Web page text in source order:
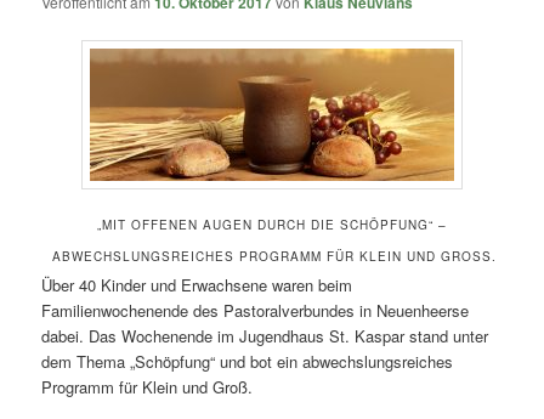
„MIT OFFENEN AUGEN DURCH DIE SCHÖPFUNG“ –
ABWECHSLUNGSREICHES PROGRAMM FÜR KLEIN UND GROSS.
Über 40 Kinder und Erwachsene waren beim
Familienwochenende des Pastoralverbundes in Neuenheerse
dabei. Das Wochenende im Jugendhaus St. Kaspar stand unter
dem Thema „Schöpfung“ und bot ein abwechslungsreiches
Programm für Klein und Groß.